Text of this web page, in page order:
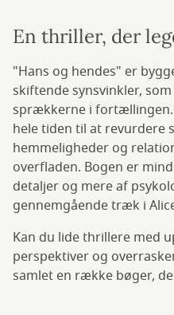
En thriller, der
"Hans og hendes" er
skiftende synsvinkler,
sprækkerne i
hele tiden til at revurdere
hemmeligheder og
overfladen. Bogen er
detaljer og mere af
gennemgående træk i
Kan du lide thrillere med
perspektiver og
samlet en række bøger,